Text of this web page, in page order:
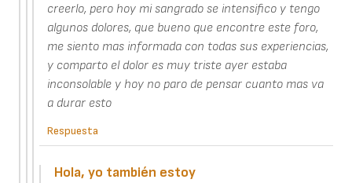
creerlo, pero hoy mi sangrado se intensifico y tengo
algunos dolores, que bueno que encontre este foro,
me siento mas informada con todas sus experiencias,
y comparto el dolor es muy triste ayer estaba
inconsolable y hoy no paro de pensar cuanto mas va
a durar esto
Respuesta
Hola, yo también estoy